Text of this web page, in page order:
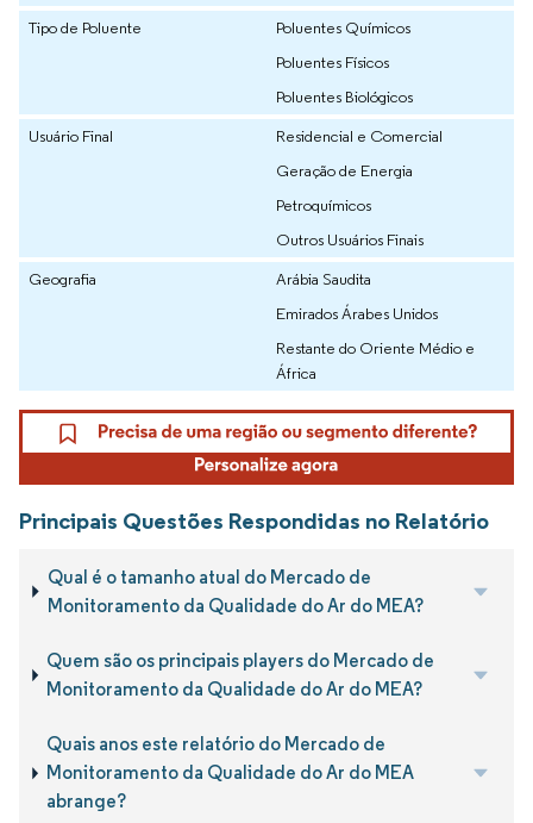
Tipo de Poluente
Poluentes Químicos
Poluentes Físicos
Poluentes Biológicos
Usuário Final
Residencial e Comercial
Geração de Energia
Petroquímicos
Outros Usuários Finais
Geografia
Arábia Saudita
Emirados Árabes Unidos
Restante do Oriente Médio e
África
Principais Questões Respondidas no Relatório
Qual é o tamanho atual do Mercado de
Monitoramento da Qualidade do Ar do MEA?
Quem são os principais players do Mercado de
Monitoramento da Qualidade do Ar do MEA?
Quais anos este relatório do Mercado de
Monitoramento da Qualidade do Ar do MEA
abrange?